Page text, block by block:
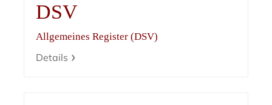
DSV
Allgemeines Register (DSV)
Details